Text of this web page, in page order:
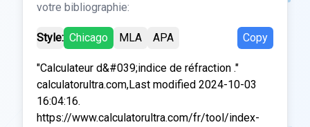
votre bibliographie:
Style: Chicago MLA APA Copy
"Calculateur d&#039;indice de réfraction ."
calculatorultra.com,Last modified 2024-10-03
16:04:16.
https://www.calculatorultra.com/fr/tool/index-